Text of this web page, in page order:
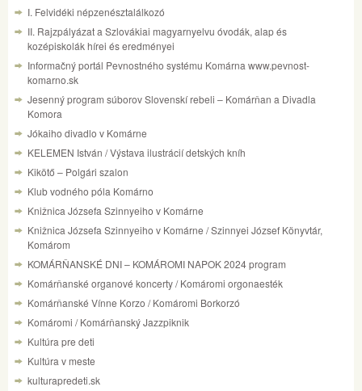
I. Felvidéki népzenésztalálkozó
II. Rajzpályázat a Szlovákiai magyarnyelvu óvodák, alap és
kozépiskolák hírei és eredményei
Informačný portál Pevnostného systému Komárna www.pevnost-
komarno.sk
Jesenný program súborov Slovenskí rebeli – Komárňan a Divadla
Komora
Jókaiho divadlo v Komárne
KELEMEN István / Výstava ilustrácií detských kníh
Kikötő – Polgári szalon
Klub vodného póla Komárno
Knižnica Józsefa Szinnyeiho v Komárne
Knižnica Józsefa Szinnyeiho v Komárne / Szinnyei József Könyvtár,
Komárom
KOMÁRŇANSKÉ DNI – KOMÁROMI NAPOK 2024 program
Komárňanské organové koncerty / Komáromi orgonaesték
Komárňanské Vínne Korzo / Komáromi Borkorzó
Komáromi / Komárňanský Jazzpiknik
Kultúra pre deti
Kultúra v meste
kulturapredeti.sk